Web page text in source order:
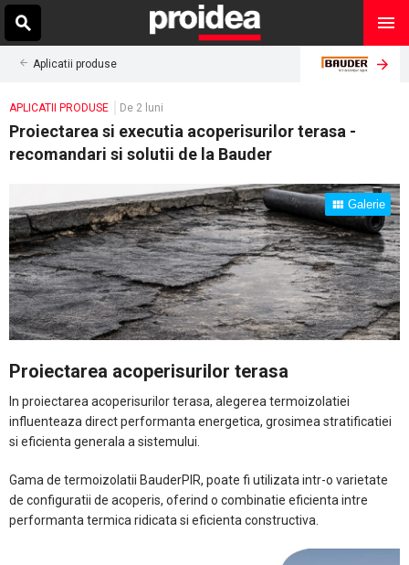
Aplicatii produse
APLICATII PRODUSE De 2 luni
Proiectarea si executia acoperisurilor terasa -
recomandari si solutii de la Bauder
Galerie
Proiectarea acoperisurilor terasa
In proiectarea acoperisurilor terasa, alegerea termoizolatiei
influenteaza direct performanta energetica, grosimea stratificatiei
si eficienta generala a sistemului.
Gama de termoizolatii BauderPIR, poate fi utilizata intr-o varietate
de configuratii de acoperis, oferind o combinatie eficienta intre
performanta termica ridicata si eficienta constructiva.